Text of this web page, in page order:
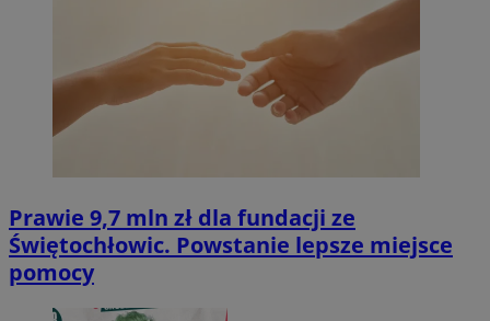
Prawie 9,7 mln zł dla fundacji ze
Świętochłowic. Powstanie lepsze miejsce
pomocy